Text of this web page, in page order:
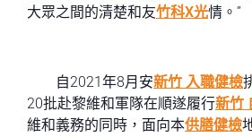
大眾之間的清楚和友竹科X光情。”
自2021年8月安新竹 入職健檢
20批赴黎維和軍隊在順遂履行新竹
維和義務的同時，面向本供膳健檢